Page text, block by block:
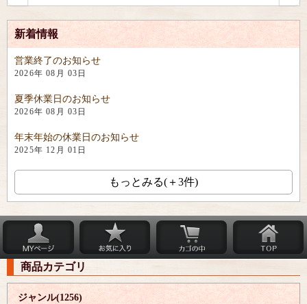
新着情報
営業終了のお知らせ
2026年 08月 03日
夏季休業日のお知らせ
2026年 08月 03日
年末年始の休業日のお知らせ
2025年 12月 01日
もっとみる(＋3件)
商品カテゴリ
ジャンル(1256)